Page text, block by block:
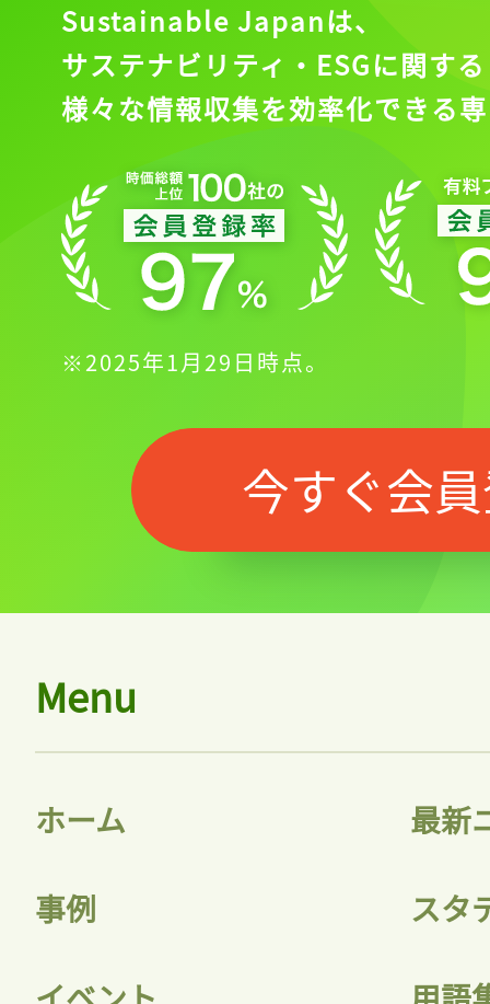
Sustainable Japanは、
サステナビリティ・ESGに関する
様々な情報収集を効率化できる
※2025年1月29日時点。
今すぐ会
Menu
ホーム 最新
事例 スタ